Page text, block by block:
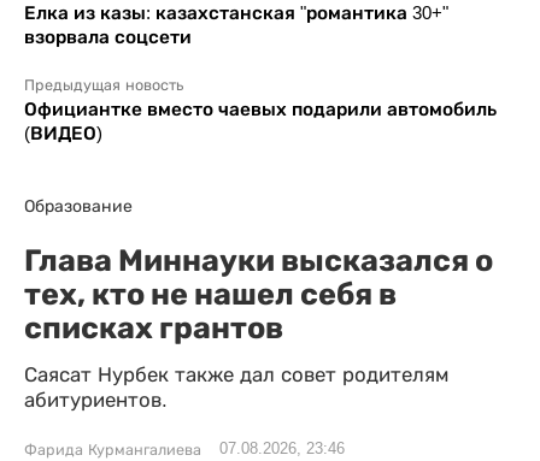
Елка из казы: казахстанская "романтика 30+"
взорвала соцсети
Предыдущая новость
Официантке вместо чаевых подарили автомобиль
(ВИДЕО)
Образование
Глава Миннауки высказался о
тех, кто не нашел себя в
списках грантов
Саясат Нурбек также дал совет родителям
абитуриентов.
Фарида Курмангалиева 07.08.2026, 23:46